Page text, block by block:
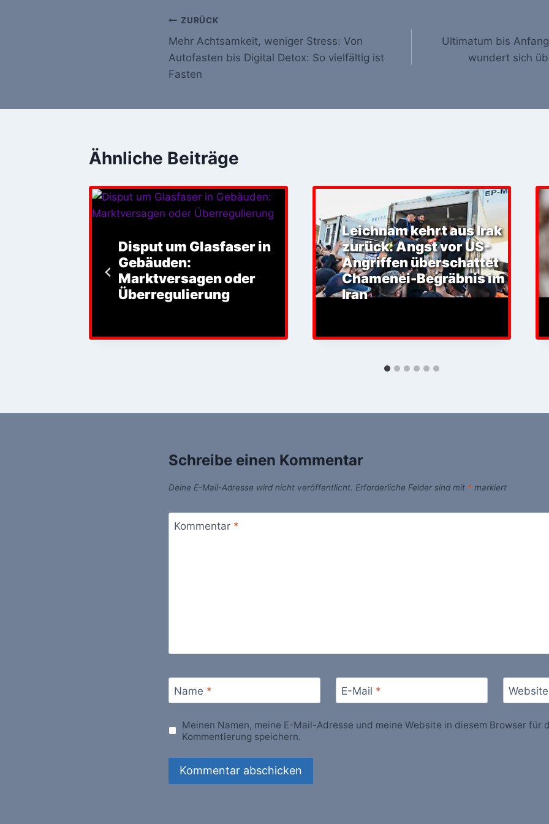
Beitrags-
Navigation
ZURÜCK
Mehr Achtsamkeit, weniger Stress: Von
Autofasten bis Digital Detox: So vielfältig ist
Fasten
Ultimatum bis
wundert sich
Ähnliche Beiträge
Disput um Glasfaser in
Gebäuden:
Marktversagen oder
Überregulierung
Leichnam kehrt aus Irak
zurück: Angst vor US-
Angriffen überschattet
Chamenei-Begräbnis im
Iran
Schreibe einen Kommentar
Deine E-Mail-Adresse wird nicht veröffentlicht. Erforderliche Felder sind mit * markiert
Kommentar *
Name * E-Mail * Website
Meinen Namen, meine E-Mail-Adresse und meine Website in diesem Browser für
Kommentierung speichern.